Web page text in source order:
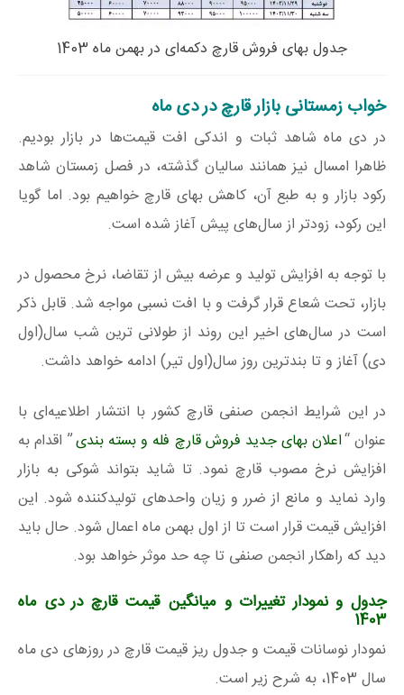
جدول بهای فروش قارچ دکمه‌ای در بهمن ماه 1403
خواب زمستانی بازار قارچ در دی ماه
در دی ماه شاهد ثبات و اندکی افت قیمت‌ها در بازار بودیم.
ظاهرا امسال نیز همانند سالیان گذشته، در فصل زمستان شاهد
رکود بازار و به طبع آن، کاهش بهای قارچ خواهیم بود. اما گویا
این رکود، زودتر از سال‌های پیش آغاز شده است.
با توجه به افزایش تولید و عرضه بیش از تقاضا، نرخ محصول در
بازار، تحت شعاع قرار گرفت و با افت نسبی مواجه شد. قابل ذکر
است در سال‌های اخیر این روند از طولانی ترین شب سال(اول
دی) آغاز و تا بندترین روز سال(اول تیر) ادامه خواهد داشت.
در این شرایط انجمن صنفی قارچ کشور با انتشار اطلاعیه‌‌ای با
عنوان “اعلان بهای جدید فروش قارچ فله و بسته بندی” اقدام به
افزایش نرخ مصوب قارچ نمود. تا شاید بتواند شوکی به بازار
وارد نماید و مانع از ضرر و زیان واحدهای تولیدکننده شود. این
افزایش قیمت قرار است تا از اول بهمن ماه اعمال شود. حال باید
دید که راهکار انجمن صنفی تا چه حد موثر خواهد بود.
جدول و نمودار تغییرات و میانگین قیمت قارچ در دی ماه
1403
نمودار نوسانات قیمت و جدول ریز قیمت قارچ در روزهای دی ماه
سال 1403، به شرح زیر است.